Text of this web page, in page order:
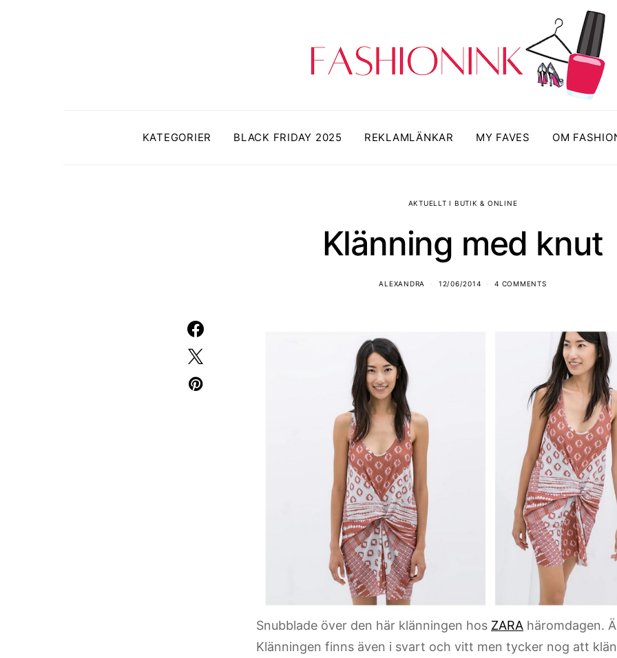
KATEGORIER BLACK FRIDAY 2025 REKLAMLÄNKAR MY FAVES OM
AKTUELLT I BUTIK & ONLINE
Klänning med knut
ALEXANDRA 12/06/2014 4 COMMENTS
Snubblade över den här klänningen hos ZARA häromdagen.
Klänningen finns även i svart och vitt men tycker nog att